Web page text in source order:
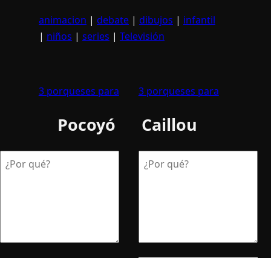
animacion | debate | dibujos | infantil
| niños | series | Televisión
3 porqueses para
Pocoyó
3 porqueses para
Caillou